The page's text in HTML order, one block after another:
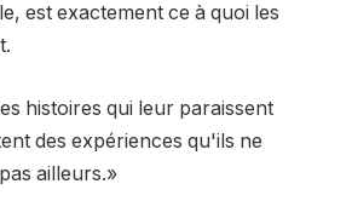
est exactement ce à quoi les
histoires qui leur paraissent
des expériences qu'ils ne
ailleurs.»